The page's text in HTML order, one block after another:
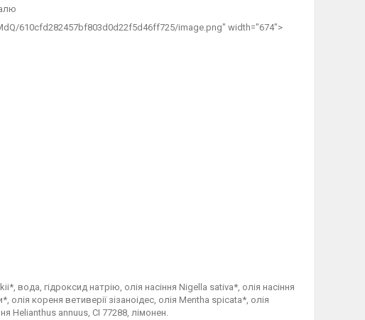
610cfd282457bf803d0d22f5d46ff725/image.png" width="674">
вода, гідроксид натрію, олія насіння Nigella sativa*, олія насіння
кореня ветиверії зізаноідес, олія Mentha spicata*, олія
Helianthus annuus, CI 77288, лімонен.